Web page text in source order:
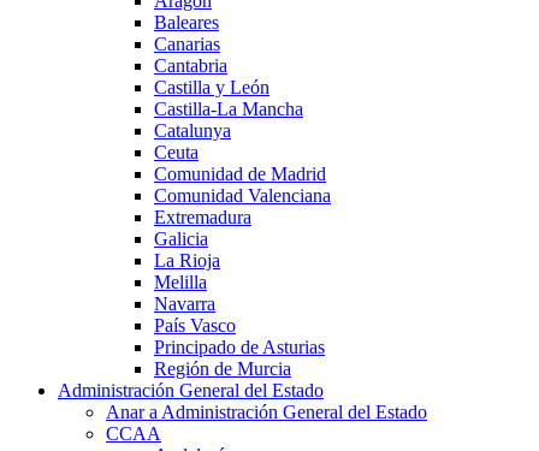
Baleares
Canarias
Cantabria
Castilla y León
Castilla-La Mancha
Catalunya
Ceuta
Comunidad de Madrid
Comunidad Valenciana
Extremadura
Galicia
La Rioja
Melilla
Navarra
País Vasco
Principado de Asturias
Región de Murcia
Administración General del Estado
Anar a Administración General del Estado
CCAA